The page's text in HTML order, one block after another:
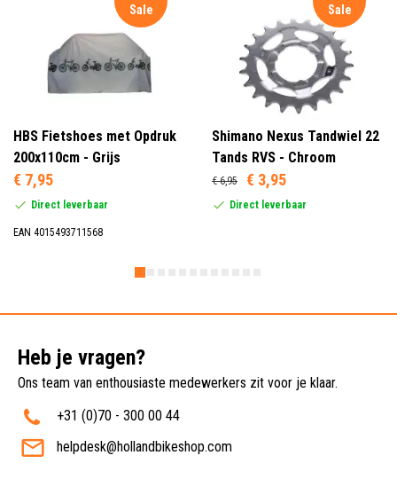
Sale
HBS Fietshoes met Opdruk
200x110cm - Grijs
€ 7,95
Direct leverbaar
EAN 4015493711568
Sale
Shimano Nexus Tandwiel 22
Tands RVS - Chroom
€ 6,95 € 3,95
Direct leverbaar
Heb je vragen?
Ons team van enthousiaste medewerkers zit voor je klaar.
+31 (0)70 - 300 00 44
helpdesk@hollandbikeshop.com